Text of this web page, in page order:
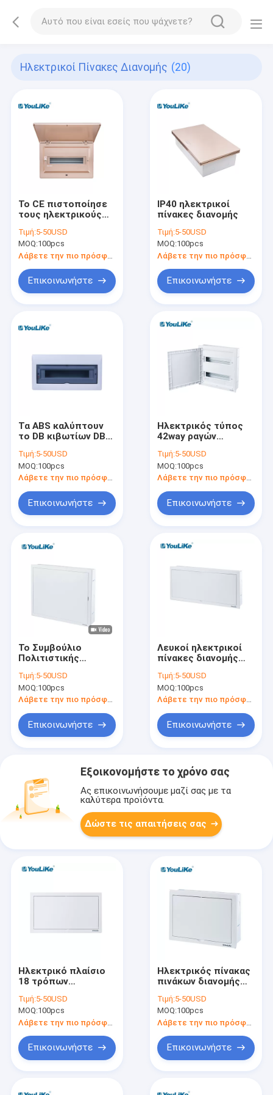
Ηλεκτρικοί Πίνακες Διανομής (20)
Το CE πιστοποίησε
τους ηλεκτρικούς
Τιμή:5-50USD
MOQ:100pcs
Λάβετε την πιο πρόσφατη τιμή
Επικοινωνήστε
IP40 ηλεκτρικοί
πίνακες διανομής
Τιμή:5-50USD
MOQ:100pcs
Επικοινωνήστε
Τα ABS καλύπτουν
το DB κιβωτίων DB
Τιμή:5-50USD
MOQ:100pcs
Λάβετε την πιο πρόσφατη τιμή
Επικοινωνήστε
Ηλεκτρικός τύπος
42way ραγών
διανομής χαμηλής
τάσης MCB
Τιμή:5-50USD
MOQ:100pcs
Επικοινωνήστε
Το Συμβούλιο
Πολιτιστικής
επικυρωμένο στο
ίδιο επίπεδο
τοποθέτησε τη
κιβωτίων 32way
διακοπτών ραγών
Τιμή:5-50USD
MOQ:100pcs
Λάβετε την πιο πρόσφατη τιμή
Επικοινωνήστε
Λευκοί ηλεκτρικοί
πίνακες διανομής
παραμόρφωση
κιβωτίων
συνδέσεων
Τιμή:5-50USD
MOQ:100pcs
Λάβετε την πιο πρόσφατη τιμή
Επικοινωνήστε
Εξοικονομήστε το χρόνο σας
Ας επικοινωνήσουμε μαζί σας με τα
καλύτερα προϊόντα.
Δώστε τις απαιτήσεις σας
Ηλεκτρικό πλαίσιο
18 τρόπων
πλαστικό κιβωτίων
διανομής κιβωτίων
ηλεκτρικό
Τιμή:5-50USD
MOQ:100pcs
Λάβετε την πιο πρόσφατη τιμή
Επικοινωνήστε
Ηλεκτρικός πίνακας
πινάκων διανομής
υπαίθριο πλαίσιο
συνδέσεων 15
τρόπος
Τιμή:5-50USD
MOQ:100pcs
Επικοινωνήστε